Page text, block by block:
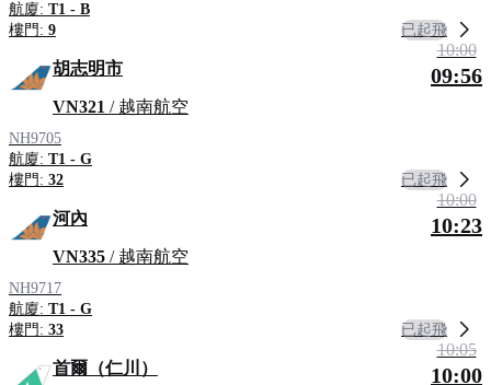
航廈: T1 - B
樓門: 9 已起飛
胡志明市
VN321 / 越南航空
NH9705
航廈: T1 - G
樓門: 32
10:00
09:56
已起飛
河內
VN335 / 越南航空
NH9717
航廈: T1 - G
樓門: 33
10:00
10:23
已起飛
首爾（仁川）
10:05
10:00